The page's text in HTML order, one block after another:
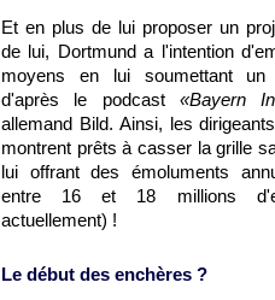
Et en plus de lui proposer un
de lui, Dortmund a l'intention
moyens en lui soumettant un
d'après le podcast «Bayern
allemand Bild. Ainsi, les
montrent prêts à casser la grille
lui offrant des émoluments
entre 16 et 18 millions
actuellement) !
Le début des enchères ?